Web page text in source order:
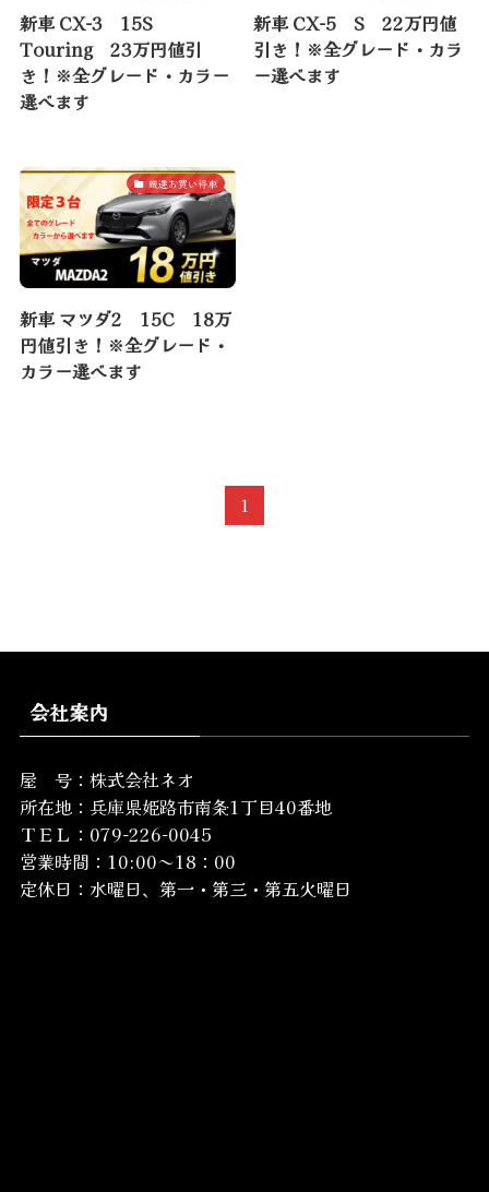
新車 CX-3 15S
Touring 23万円値引
き！※全グレード・カラー
選べます
新車 CX-5 S 22万円値
引き！※全グレード・カラ
ー選べます
厳選お買い得車
新車 マツダ2 15C 18万
円値引き！※全グレード・
カラー選べます
1
会社案内
屋 号：株式会社ネオ
所在地： 兵庫県姫路市南条1丁目40番地
ＴＥＬ：079-226-0045
営業時間：10:00～18：00
定休日：水曜日、第一・第三・第五火曜日